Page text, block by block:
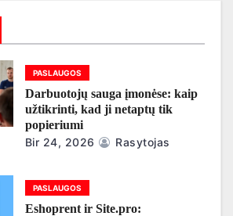
PASLAUGOS
Darbuotojų sauga įmonėse: kaip
užtikrinti, kad ji netaptų tik
popieriumi
Bir 24, 2026
Rasytojas
PASLAUGOS
Eshoprent ir Site.pro: